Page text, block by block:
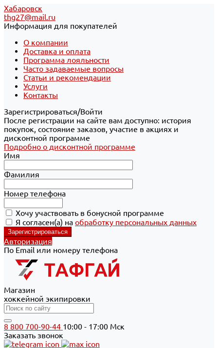
Хабаровск
thg27@mail.ru
Информация для покупателей
О компании
Доставка и оплата
Программа лояльности
Часто задаваемые вопросы
Статьи и рекомендации
Услуги
Контакты
Зарегистрироваться/Войти
После регистрации на сайте вам доступно: история
покупок, состояние заказов, участие в акциях и
дисконтной программе
Подробно о дисконтной программе
Имя
Фамилия
Номер телефона
Хочу участвовать в бонусной программе
Я согласен(а) на обработку персональных данных
Авторизация
По Email или номеру телефона
Магазин
хоккейной экипировки
8 800 700-90-44 10:00 - 17:00 Мск
Заказать звонок